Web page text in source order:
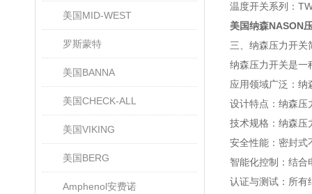
美国MID-WEST
罗斯蒙特
美国BANNA
美国CHECK-ALL
美国VIKING
美国BERG
Amphenol安费诺
温度开关系列：
美国纳森NASON
三、纳森压力开关
纳森压力开关‌是一
应用领域广泛‌：纳
设计特点‌：纳森压
技术规格‌：纳森压
安全性能‌：密封式
智能化控制‌：结合
认证与测试‌：所有